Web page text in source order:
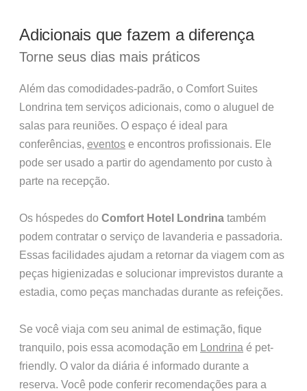
Adicionais que fazem a diferença
Torne seus dias mais práticos
Além das comodidades-padrão, o Comfort Suites
Londrina tem serviços adicionais, como o aluguel de
salas para reuniões. O espaço é ideal para
conferências, eventos e encontros profissionais. Ele
pode ser usado a partir do agendamento por custo à
parte na recepção.
Os hóspedes do Comfort Hotel Londrina também
podem contratar o serviço de lavanderia e passadoria.
Essas facilidades ajudam a retornar da viagem com as
peças higienizadas e solucionar imprevistos durante a
estadia, como peças manchadas durante as refeições.
Se você viaja com seu animal de estimação, fique
tranquilo, pois essa acomodação em Londrina é pet-
friendly. O valor da diária é informado durante a
reserva. Você pode conferir recomendações para a